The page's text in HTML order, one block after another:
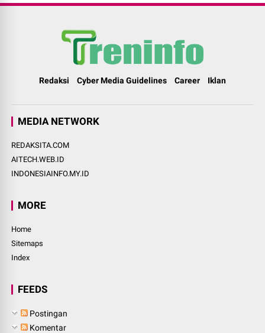
Redaksi Cyber Media Guidelines Career Iklan
MEDIA NETWORK
REDAKSITA.COM
AITECH.WEB.ID
INDONESIAINFO.MY.ID
MORE
Home
Sitemaps
Index
FEEDS
Postingan
Komentar